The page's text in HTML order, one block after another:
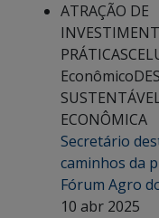
ATRAÇÃO DE
PRÁTICAS
Econômico
ECONÔMICA
Secretário
caminhos da
Fórum Agro
10 abr 2025